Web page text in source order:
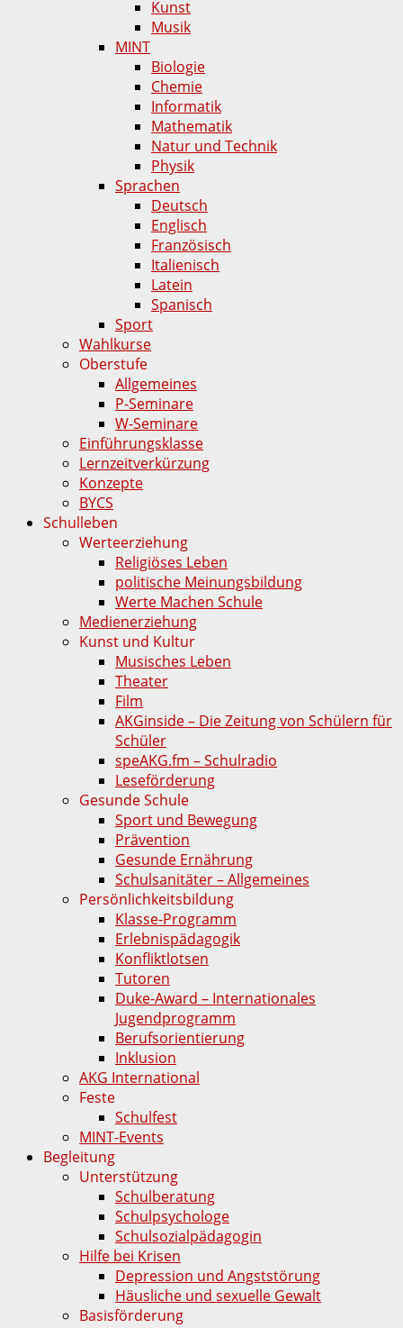
Kunst
Musik
MINT
Biologie
Chemie
Informatik
Mathematik
Natur und Technik
Physik
Sprachen
Deutsch
Englisch
Französisch
Italienisch
Latein
Spanisch
Sport
Wahlkurse
Oberstufe
Allgemeines
P-Seminare
W-Seminare
Einführungsklasse
Lernzeitverkürzung
Konzepte
BYCS
Schulleben
Werteerziehung
Religiöses Leben
politische Meinungsbildung
Werte Machen Schule
Medienerziehung
Kunst und Kultur
Musisches Leben
Theater
Film
AKGinside – Die Zeitung von Schülern für
Schüler
speAKG.fm – Schulradio
Leseförderung
Gesunde Schule
Sport und Bewegung
Prävention
Gesunde Ernährung
Schulsanitäter – Allgemeines
Persönlichkeitsbildung
Klasse-Programm
Erlebnispädagogik
Konfliktlotsen
Tutoren
Duke-Award – Internationales
Jugendprogramm
Berufsorientierung
Inklusion
AKG International
Feste
Schulfest
MINT-Events
Begleitung
Unterstützung
Schulberatung
Schulpsychologe
Schulsozialpädagogin
Hilfe bei Krisen
Depression und Angststörung
Häusliche und sexuelle Gewalt
Basisförderung